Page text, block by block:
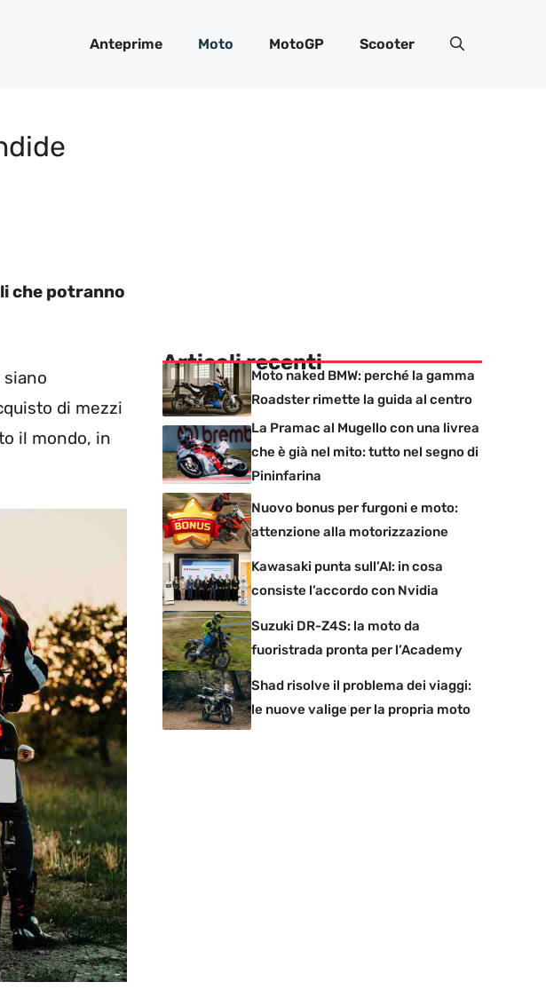
Anteprime Moto MotoGP Scooter
che potranno
di mezzi
il mondo, in
Articoli recenti
Moto naked BMW: perché la gamma
Roadster rimette la guida al centro
La Pramac al Mugello con una livrea
che è già nel mito: tutto nel segno di
Pininfarina
Nuovo bonus per furgoni e moto:
attenzione alla motorizzazione
Kawasaki punta sull’AI: in cosa
consiste l’accordo con Nvidia
Suzuki DR-Z4S: la moto da
fuoristrada pronta per l’Academy
Shad risolve il problema dei viaggi:
le nuove valige per la propria moto